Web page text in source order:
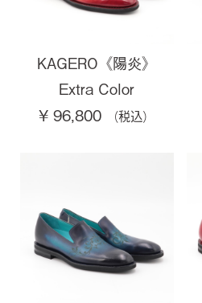
KAGERO《陽炎》
Extra Color
¥ 96,800